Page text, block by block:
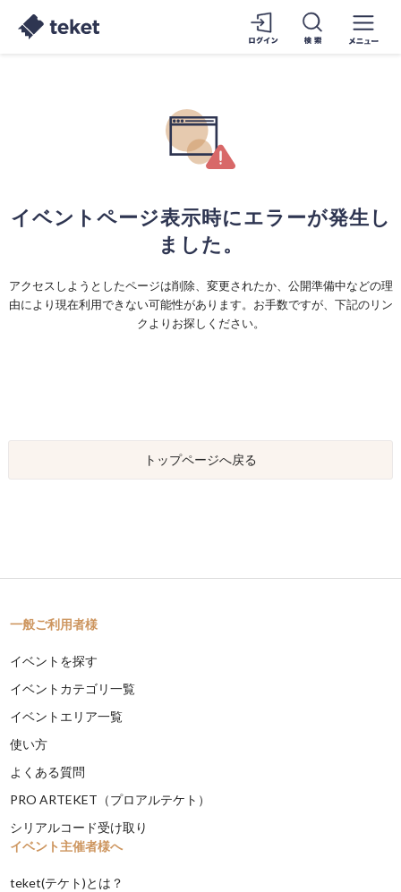
イベントページ表示時にエラーが発生し
ました。
アクセスしようとしたページは削除、変更されたか、公開準備中などの理
由により現在利用できない可能性があります。お手数ですが、下記のリン
クよりお探しください。
トップページへ戻る
一般ご利用者様
イベントを探す
イベントカテゴリ一覧
イベントエリア一覧
使い方
よくある質問
PRO ARTEKET（プロアルテケト）
シリアルコード受け取り
イベント主催者様へ
teket(テケト)とは？